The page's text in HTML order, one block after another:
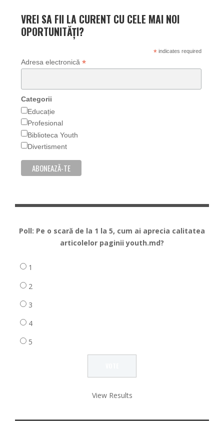
VREI SA FII LA CURENT CU CELE MAI NOI
OPORTUNITĂȚI?
*indicates required
Adresa electronică *
Categorii
Educație
Profesional
Biblioteca Youth
Divertisment
Poll: Pe o scară de la 1 la 5, cum ai aprecia calitatea
articolelor paginii youth.md?
1
2
3
4
5
View Results